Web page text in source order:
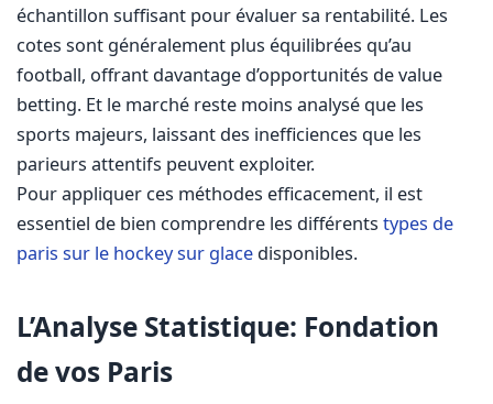
échantillon suffisant pour évaluer sa rentabilité. Les
cotes sont généralement plus équilibrées qu’au
football, offrant davantage d’opportunités de value
betting. Et le marché reste moins analysé que les
sports majeurs, laissant des inefficiences que les
parieurs attentifs peuvent exploiter.
Pour appliquer ces méthodes efficacement, il est
essentiel de bien comprendre les différents types de
paris sur le hockey sur glace disponibles.
L’Analyse Statistique: Fondation
de vos Paris